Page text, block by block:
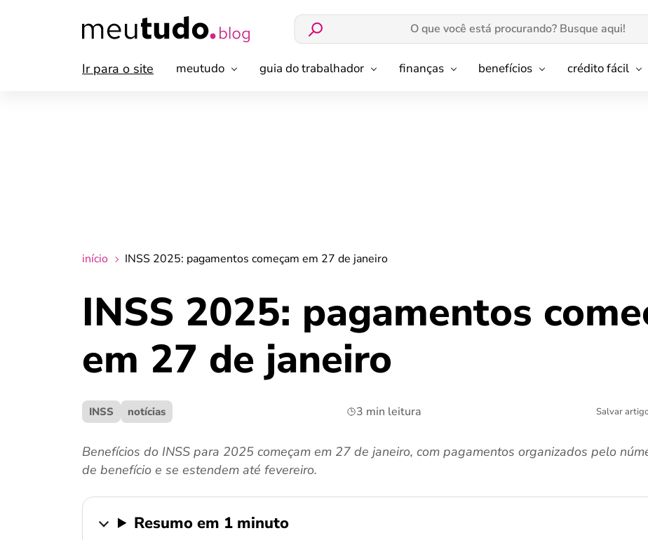
Ir para o site meutudo guia do trabalhador finanças benefícios crédito fácil
início INSS 2025: pagamentos começam em 27 de janeiro
INSS 2025: pagamentos
em 27 de janeiro
INSS notícias 3 min leitura Salvar
Benefícios do INSS para 2025 começam em 27 de janeiro, com pagamentos organizados pelo
de benefício e se estendem até fevereiro.
Resumo em 1 minuto